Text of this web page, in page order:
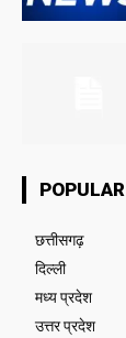
छत्तीसगढ़
दिल्ली
मध्य प्रदेश
उत्तर प्रदेश